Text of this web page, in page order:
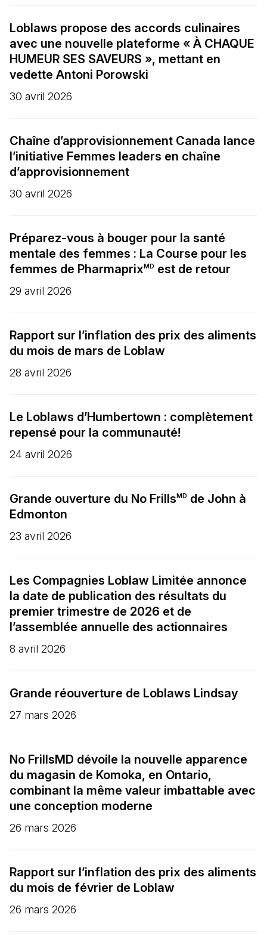
Loblaws propose des accords culinaires
avec une nouvelle plateforme « À CHAQUE
HUMEUR SES SAVEURS », mettant en
vedette Antoni Porowski
30 avril 2026
Chaîne d’approvisionnement Canada lance
l’initiative Femmes leaders en chaîne
d’approvisionnement
30 avril 2026
Préparez-vous à bouger pour la santé
mentale des femmes : La Course pour les
femmes de Pharmaprix MD est de retour
29 avril 2026
Rapport sur l’inflation des prix des aliments
du mois de mars de Loblaw
28 avril 2026
Le Loblaws d’Humbertown : complètement
repensé pour la communauté!
24 avril 2026
Grande ouverture du No Frills MD de John à
Edmonton
23 avril 2026
Les Compagnies Loblaw Limitée annonce
la date de publication des résultats du
premier trimestre de 2026 et de
l’assemblée annuelle des actionnaires
8 avril 2026
Grande réouverture de Loblaws Lindsay
27 mars 2026
No FrillsMD dévoile la nouvelle apparence
du magasin de Komoka, en Ontario,
combinant la même valeur imbattable avec
une conception moderne
26 mars 2026
Rapport sur l’inflation des prix des aliments
du mois de février de Loblaw
26 mars 2026